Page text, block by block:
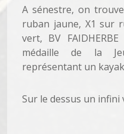
A sénestre, on
ruban jaune, X1 sur
vert, BV
médaille de la
représentant un
Sur le dessus un infini